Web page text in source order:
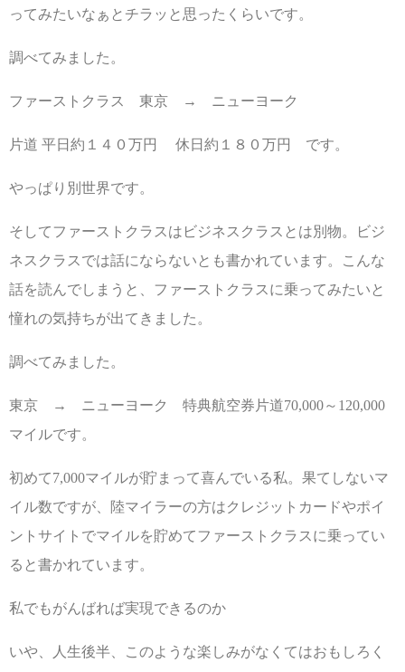
ってみたいなぁとチラッと思ったくらいです。
調べてみました。
ファーストクラス 東京 → ニューヨーク
片道 平日約１４０万円 休日約１８０万円 です。
やっぱり別世界です。
そしてファーストクラスはビジネスクラスとは別物。ビジ
ネスクラスでは話にならないとも書かれています。こんな
話を読んでしまうと、ファーストクラスに乗ってみたいと
憧れの気持ちが出てきました。
調べてみました。
東京 → ニューヨーク 特典航空券片道70,000～120,000
マイルです。
初めて7,000マイルが貯まって喜んでいる私。果てしないマ
イル数ですが、陸マイラーの方はクレジットカードやポイ
ントサイトでマイルを貯めてファーストクラスに乗ってい
ると書かれています。
私でもがんばれば実現できるのか
いや、人生後半、このような楽しみがなくてはおもしろく